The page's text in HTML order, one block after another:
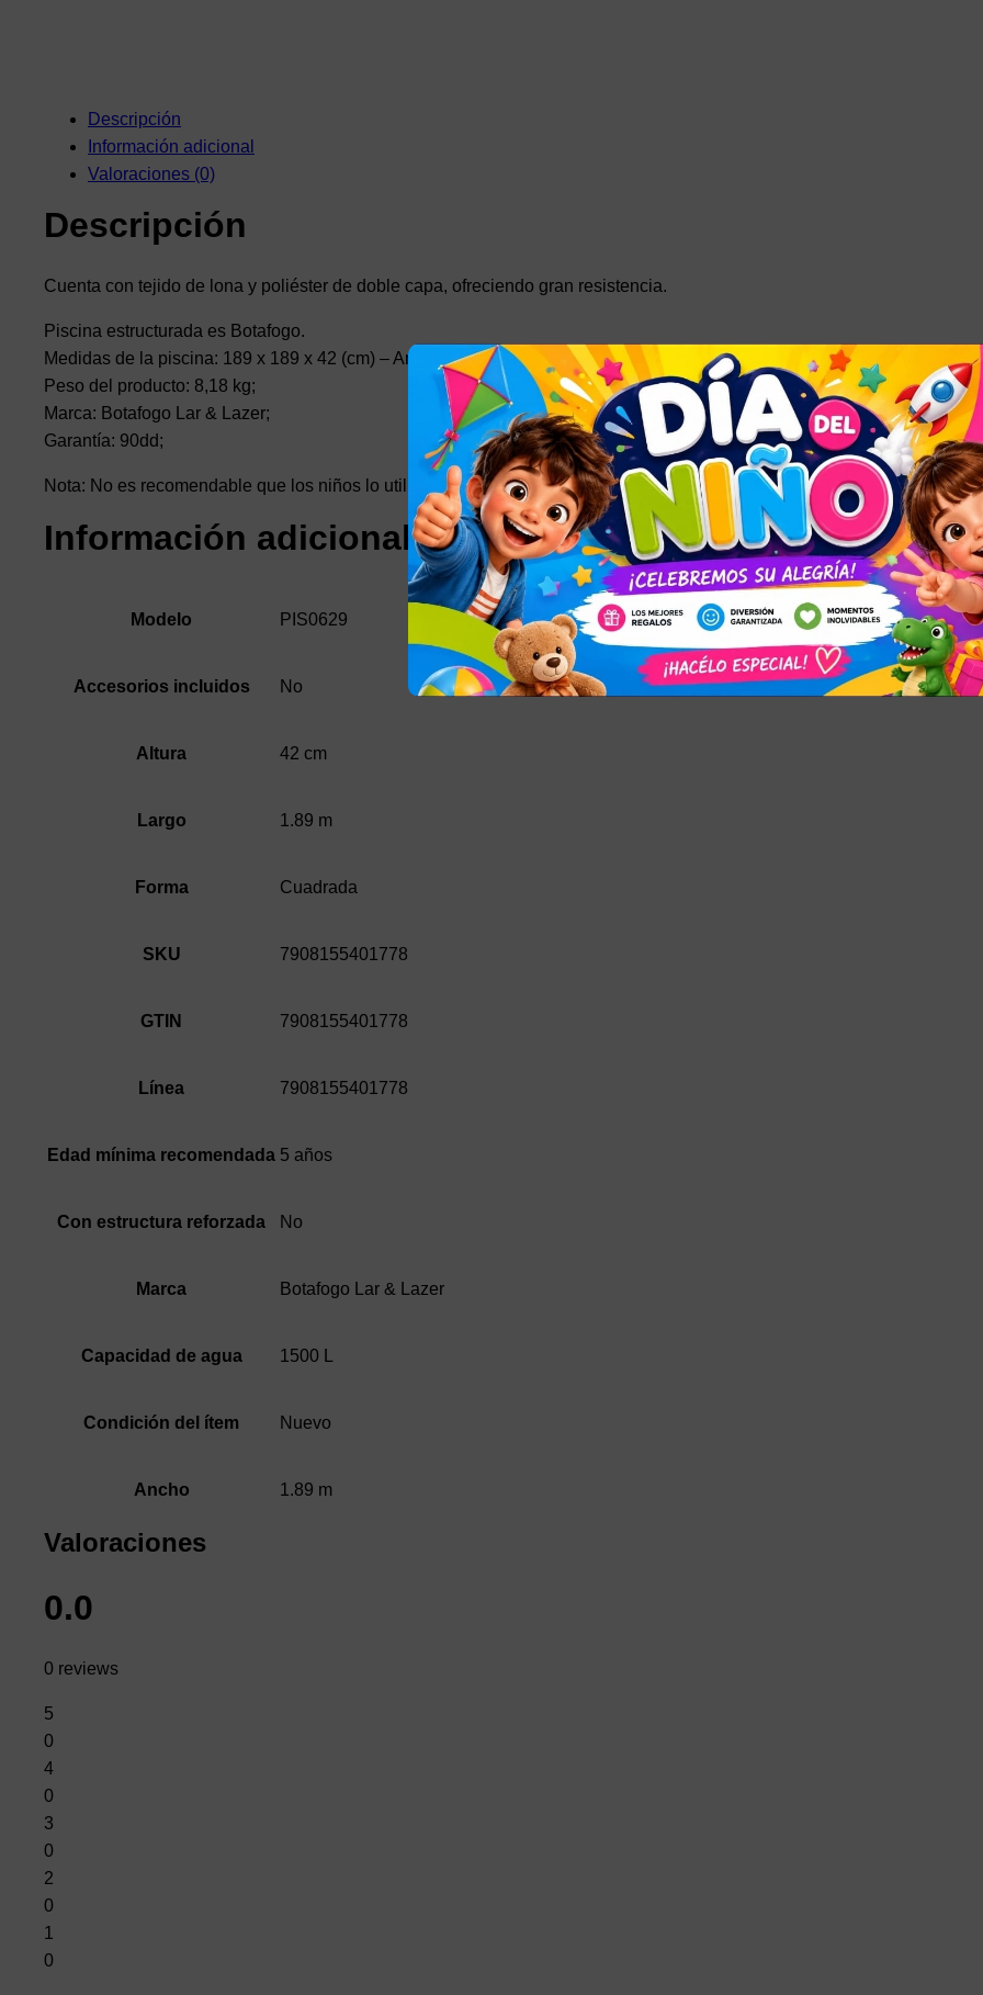
Descripción
Información adicional
Valoraciones (0)
Descripción
Cuenta con tejido de lona y poliéster de doble capa, ofreciendo gran resistencia.
Piscina estructurada es Botafogo.
Medidas de la piscina: 189 x 189 x 42 (cm) – Ancho x Largo x Alto
Peso del producto: 8,18 kg;
Marca: Botafogo Lar & Lazer;
Garantía: 90dd;
Nota: No es recomendable que los niños lo utilicen sin la supervisión de un adulto.
Información adicional
Modelo PIS0629
Accesorios incluidos No
Altura 42 cm
Largo 1.89 m
Forma Cuadrada
SKU 7908155401778
GTIN 7908155401778
Línea 7908155401778
Edad mínima recomendada 5 años
Con estructura reforzada No
Marca Botafogo Lar & Lazer
Capacidad de agua 1500 L
Condición del ítem Nuevo
Ancho 1.89 m
Valoraciones
0.0
0 reviews
5
0
4
0
3
0
2
0
1
0